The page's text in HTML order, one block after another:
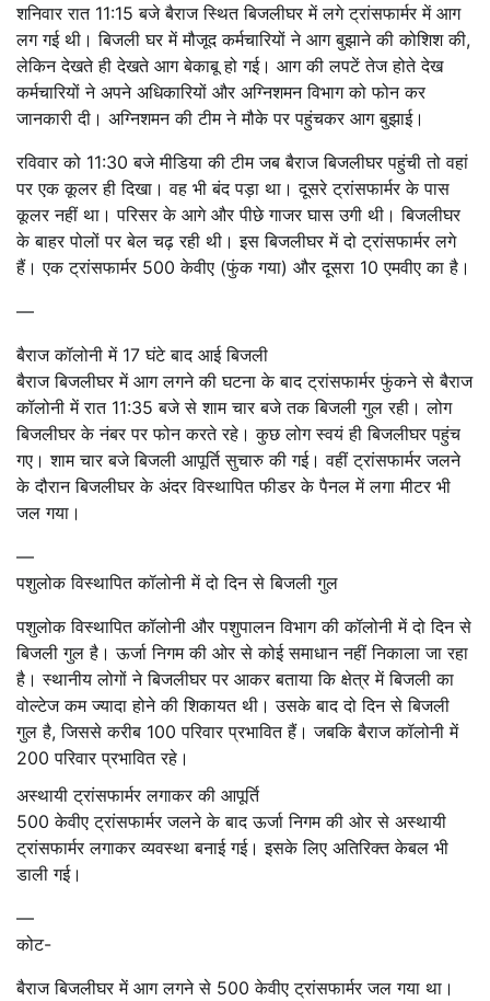
शनिवार रात 11:15 बजे बैराज स्थित बिजलीघर में लगे ट्रांसफार्मर में आग
लग गई थी। बिजली घर में मौजूद कर्मचारियों ने आग बुझाने की कोशिश की,
लेकिन देखते ही देखते आग बेकाबू हो गई। आग की लपटें तेज होते देख
कर्मचारियों ने अपने अधिकारियों और अग्निशमन विभाग को फोन कर
जानकारी दी। अग्निशमन की टीम ने मौके पर पहुंचकर आग बुझाई।
रविवार को 11:30 बजे मीडिया की टीम जब बैराज बिजलीघर पहुंची तो वहां
पर एक कूलर ही दिखा। वह भी बंद पड़ा था। दूसरे ट्रांसफार्मर के पास
कूलर नहीं था। परिसर के आगे और पीछे गाजर घास उगी थी। बिजलीघर
के बाहर पोलों पर बेल चढ़ रही थी। इस बिजलीघर में दो ट्रांसफार्मर लगे
हैं। एक ट्रांसफार्मर 500 केवीए (फुंक गया) और दूसरा 10 एमवीए का है।
—
बैराज कॉलोनी में 17 घंटे बाद आई बिजली
बैराज बिजलीघर में आग लगने की घटना के बाद ट्रांसफार्मर फुंकने से बैराज
कॉलोनी में रात 11:35 बजे से शाम चार बजे तक बिजली गुल रही। लोग
बिजलीघर के नंबर पर फोन करते रहे। कुछ लोग स्वयं ही बिजलीघर पहुंच
गए। शाम चार बजे बिजली आपूर्ति सुचारु की गई। वहीं ट्रांसफार्मर जलने
के दौरान बिजलीघर के अंदर विस्थापित फीडर के पैनल में लगा मीटर भी
जल गया।
—
पशुलोक विस्थापित कॉलोनी में दो दिन से बिजली गुल
पशुलोक विस्थापित कॉलोनी और पशुपालन विभाग की कॉलोनी में दो दिन से
बिजली गुल है। ऊर्जा निगम की ओर से कोई समाधान नहीं निकाला जा रहा
है। स्थानीय लोगों ने बिजलीघर पर आकर बताया कि क्षेत्र में बिजली का
वोल्टेज कम ज्यादा होने की शिकायत थी। उसके बाद दो दिन से बिजली
गुल है, जिससे करीब 100 परिवार प्रभावित हैं। जबकि बैराज कॉलोनी में
200 परिवार प्रभावित रहे।
अस्थायी ट्रांसफार्मर लगाकर की आपूर्ति
500 केवीए ट्रांसफार्मर जलने के बाद ऊर्जा निगम की ओर से अस्थायी
ट्रांसफार्मर लगाकर व्यवस्था बनाई गई। इसके लिए अतिरिक्त केबल भी
डाली गई।
—
कोट-
बैराज बिजलीघर में आग लगने से 500 केवीए ट्रांसफार्मर जल गया था।